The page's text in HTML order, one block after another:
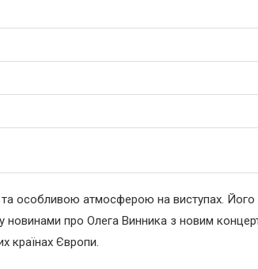
особливою атмосферою на виступах. Його
новинами про Олега Винника з новим
країнах Європи.
29.11.2025